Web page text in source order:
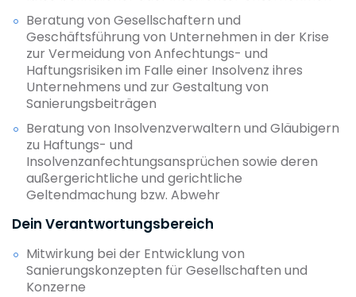
Beratung von Gesellschaftern und
Geschäftsführung von Unternehmen in der Krise
zur Vermeidung von Anfechtungs- und
Haftungsrisiken im Falle einer Insolvenz ihres
Unternehmens und zur Gestaltung von
Sanierungsbeiträgen
Beratung von Insolvenzverwaltern und Gläubigern
zu Haftungs- und
Insolvenzanfechtungsansprüchen sowie deren
außergerichtliche und gerichtliche
Geltendmachung bzw. Abwehr
Dein Verantwortungsbereich
Mitwirkung bei der Entwicklung von
Sanierungskonzepten für Gesellschaften und
Konzerne